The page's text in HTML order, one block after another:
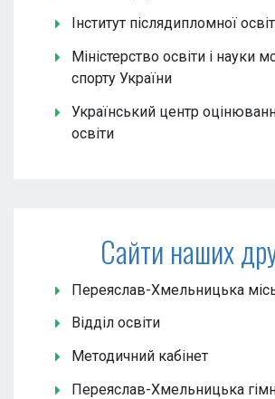
Інститут післядипломної
Міністерство освіти і науки
спорту України
Український центр
освіти
Сайти наших
Переяслав-Хмельницька
Відділ освіти
Методичний кабінет
Переяслав-Хмельницька